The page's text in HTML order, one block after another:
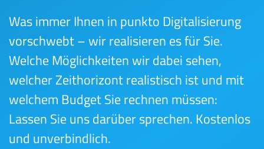
Was immer Ihnen in punkto Digitalisierung
vorschwebt – wir realisieren es für Sie.
Welche Möglichkeiten wir dabei sehen,
welcher Zeithorizont realistisch ist und mit
welchem Budget Sie rechnen müssen:
Lassen Sie uns darüber sprechen. Kostenlos
und unverbindlich.